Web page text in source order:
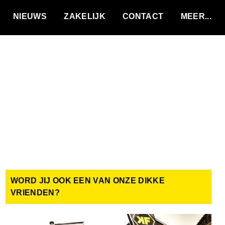
NIEUWS ZAKELIJK CONTACT
WORD JIJ OOK EEN VAN ONZE DIKKE
VRIENDEN?